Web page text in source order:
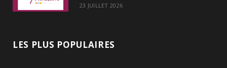
23 JUILLET 2026
LES PLUS POPULAIRES